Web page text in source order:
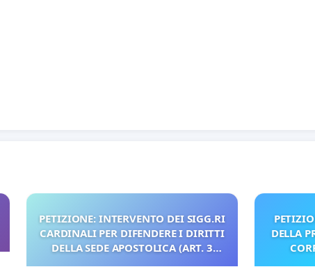
PETIZIONE: INTERVENTO DEI SIGG.RI
CARDINALI PER DIFENDERE I DIRITTI
DELLA SEDE APOSTOLICA (ART. 3
DELLA